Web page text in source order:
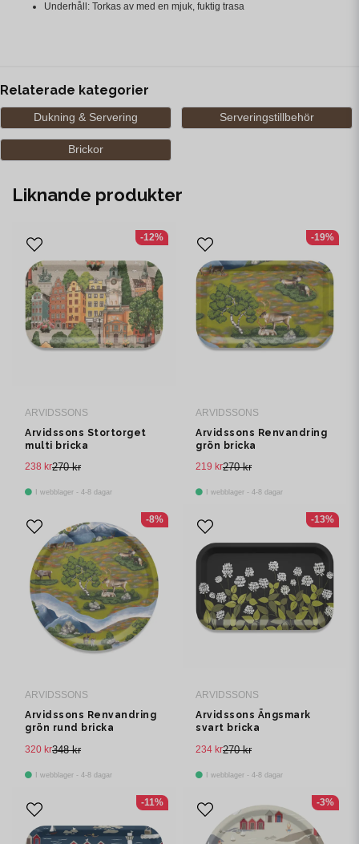
Underhåll: Torkas av med en mjuk, fuktig trasa
Relaterade kategorier
Dukning & Servering Serveringstillbehör
Brickor
Liknande produkter
ARVIDSSONS
Arvidssons Stortorget
multi bricka
270 kr
238 kr
I webblager - 4-8 dagar
-12%
ARVIDSSONS
Arvidssons Renvandring
grön bricka
270 kr
219 kr
I webblager - 4-8 dagar
-19%
ARVIDSSONS
Arvidssons Renvandring
grön rund bricka
348 kr
320 kr
I webblager - 4-8 dagar
-8%
ARVIDSSONS
Arvidssons Ängsmark
svart bricka
270 kr
234 kr
I webblager - 4-8 dagar
-13%
-11% -3%